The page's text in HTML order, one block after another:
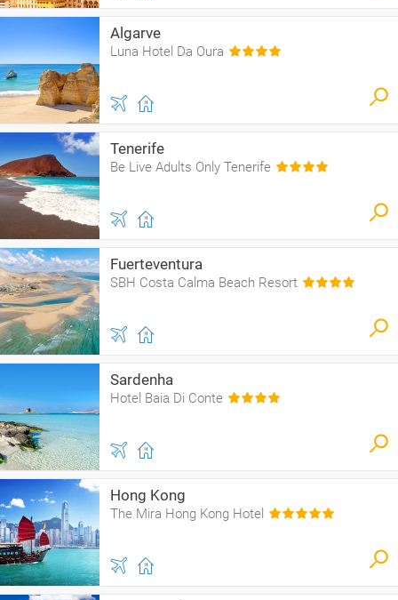
Algarve
Luna Hotel Da Oura
Tenerife
Be Live Adults Only Tenerife
Fuerteventura
SBH Costa Calma Beach Resort
Sardenha
Hotel Baia Di Conte
Hong Kong
The Mira Hong Kong Hotel